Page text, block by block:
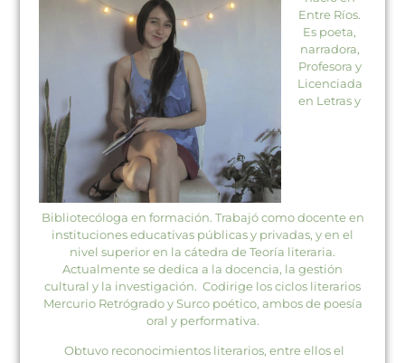
Entre Ríos.
Es poeta,
narradora,
Profesora y
Licenciada
en Letras y
Bibliotecóloga en formación. Trabajó como docente en
instituciones educativas públicas y privadas, y en el
nivel superior en la cátedra de Teoría literaria.
Actualmente se dedica a la docencia, la gestión
cultural y la investigación. Codirige los ciclos literarios
Mercurio Retrógrado y Surco poético, ambos de poesía
oral y performativa.
Obtuvo reconocimientos literarios, entre ellos el